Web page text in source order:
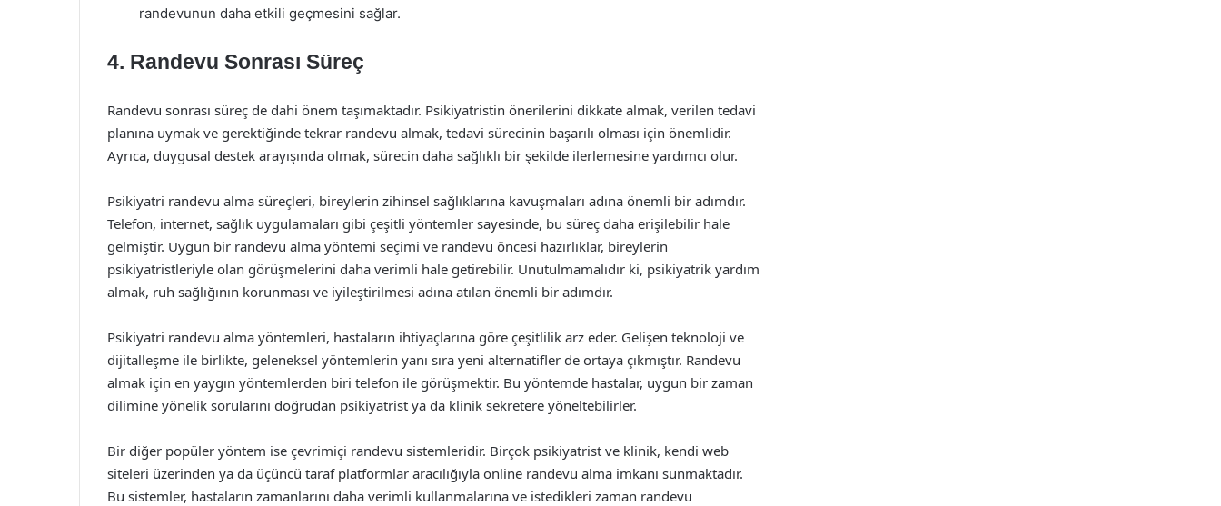
randevunun daha etkili geçmesini sağlar.
4. Randevu Sonrası Süreç
Randevu sonrası süreç de dahi önem taşımaktadır. Psikiyatristin önerilerini dikkate almak, verilen tedavi
planına uymak ve gerektiğinde tekrar randevu almak, tedavi sürecinin başarılı olması için önemlidir.
Ayrıca, duygusal destek arayışında olmak, sürecin daha sağlıklı bir şekilde ilerlemesine yardımcı olur.
Psikiyatri randevu alma süreçleri, bireylerin zihinsel sağlıklarına kavuşmaları adına önemli bir adımdır.
Telefon, internet, sağlık uygulamaları gibi çeşitli yöntemler sayesinde, bu süreç daha erişilebilir hale
gelmiştir. Uygun bir randevu alma yöntemi seçimi ve randevu öncesi hazırlıklar, bireylerin
psikiyatristleriyle olan görüşmelerini daha verimli hale getirebilir. Unutulmamalıdır ki, psikiyatrik yardım
almak, ruh sağlığının korunması ve iyileştirilmesi adına atılan önemli bir adımdır.
Psikiyatri randevu alma yöntemleri, hastaların ihtiyaçlarına göre çeşitlilik arz eder. Gelişen teknoloji ve
dijitalleşme ile birlikte, geleneksel yöntemlerin yanı sıra yeni alternatifler de ortaya çıkmıştır. Randevu
almak için en yaygın yöntemlerden biri telefon ile görüşmektir. Bu yöntemde hastalar, uygun bir zaman
dilimine yönelik sorularını doğrudan psikiyatrist ya da klinik sekretere yöneltebilirler.
Bir diğer popüler yöntem ise çevrimiçi randevu sistemleridir. Birçok psikiyatrist ve klinik, kendi web
siteleri üzerinden ya da üçüncü taraf platformlar aracılığıyla online randevu alma imkanı sunmaktadır.
Bu sistemler, hastaların zamanlarını daha verimli kullanmalarına ve istedikleri zaman randevu